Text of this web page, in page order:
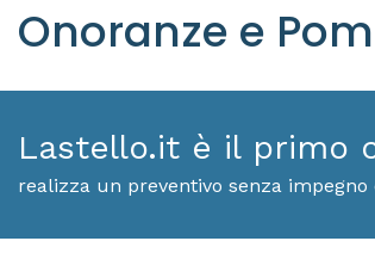
Onoranze e
Lastello.it è il primo
realizza un preventivo senza